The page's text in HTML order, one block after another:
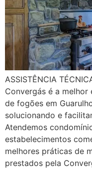
ASSISTÊNCIA
Convergás é a melhor
de fogões em
solucionando e
Atendemos
estabelecimentos
melhores práticas de
prestados pela